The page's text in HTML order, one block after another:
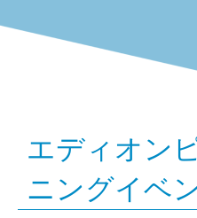
エディオン
ニングイベ